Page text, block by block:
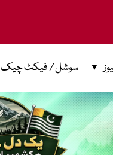
سوشل / فیکٹ چیک